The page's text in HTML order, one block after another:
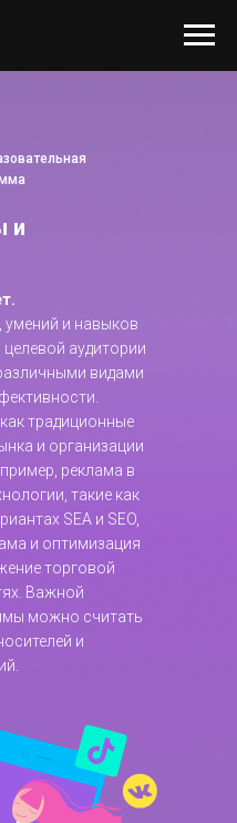
и
умений и навыков
аудитории
видами
традиционные
и организации
реклама в
такие как
SEA и SEO,
и оптимизация
торговой
Важной
можно считать
и